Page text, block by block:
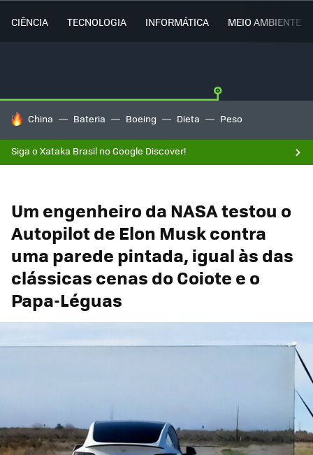
CIÊNCIA TECNOLOGIA INFORMÁTICA MEIO AMBIENTE
TENDÊNCIAS DO DIA
China Bateria Boeing Dieta Peso
Siga o Xataka Brasil no Google Discover!
Um engenheiro da NASA testou o
Autopilot de Elon Musk contra
uma parede pintada, igual às das
clássicas cenas do Coiote e o
Papa-Léguas